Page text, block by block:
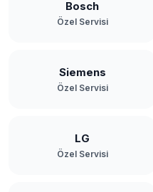
Bosch
Özel Servisi
Siemens
Özel Servisi
LG
Özel Servisi